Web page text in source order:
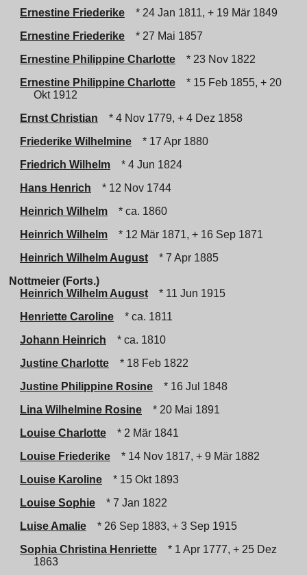
Ernestine Friederike
* 24 Jan 1811, + 19 Mär 1849
Ernestine Friederike
* 27 Mai 1857
Ernestine Philippine Charlotte
* 23 Nov 1822
Ernestine Philippine Charlotte
* 15 Feb 1855, + 20
Okt 1912
Ernst Christian
* 4 Nov 1779, + 4 Dez 1858
Friederike Wilhelmine
* 17 Apr 1880
Friedrich Wilhelm
* 4 Jun 1824
Hans Henrich
* 12 Nov 1744
Heinrich Wilhelm
* ca. 1860
Heinrich Wilhelm
* 12 Mär 1871, + 16 Sep 1871
Heinrich Wilhelm August
* 7 Apr 1885
Nottmeier (Forts.)
Heinrich Wilhelm August
* 11 Jun 1915
Henriette Caroline
* ca. 1811
Johann Heinrich
* ca. 1810
Justine Charlotte
* 18 Feb 1822
Justine Philippine Rosine
* 16 Jul 1848
Lina Wilhelmine Rosine
* 20 Mai 1891
Louise Charlotte
* 2 Mär 1841
Louise Friederike
* 14 Nov 1817, + 9 Mär 1882
Louise Karoline
* 15 Okt 1893
Louise Sophie
* 7 Jan 1822
Luise Amalie
* 26 Sep 1883, + 3 Sep 1915
Sophia Christina Henriette
* 1 Apr 1777, + 25 Dez
1863